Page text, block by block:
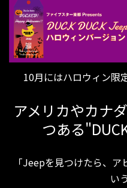
10月にはハロウィン限
アメリカやカナ
つある
「Jeepを見つけたら、
い